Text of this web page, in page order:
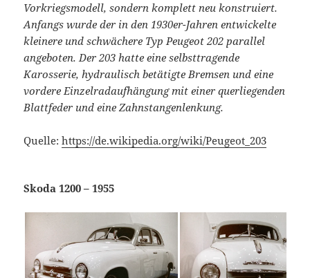
Vorkriegsmodell, sondern komplett neu konstruiert.
Anfangs wurde der in den 1930er-Jahren entwickelte
kleinere und schwächere Typ Peugeot 202 parallel
angeboten. Der 203 hatte eine selbsttragende
Karosserie, hydraulisch betätigte Bremsen und eine
vordere Einzelradaufhängung mit einer querliegenden
Blattfeder und eine Zahnstangenlenkung.
Quelle:https://de.wikipedia.org/wiki/Peugeot_203
Skoda 1200 – 1955